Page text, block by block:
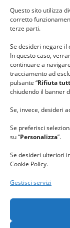
Questo sito utilizza
corretto
terze parti.
Se desideri negare il
In questo caso,
continuare a
tracciamento ad
pulsante “Rifiuta
chiudendo il banner
Se, invece, desideri
Se preferisci
su “Personalizza”.
Se desideri ulteriori
Cookie Policy.
Gestisci servizi